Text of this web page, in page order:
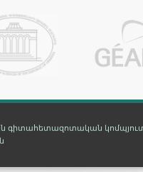
գիտահետազոտական